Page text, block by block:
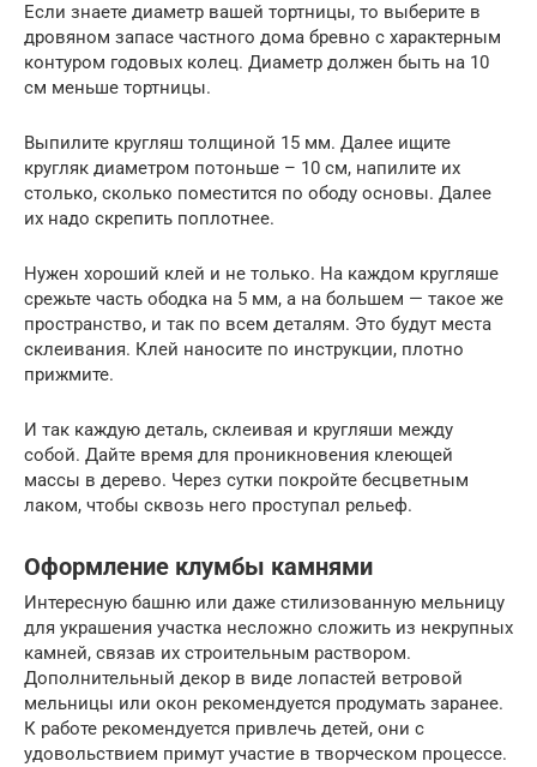
Если знаете диаметр вашей тортницы, то выберите в
дровяном запасе частного дома бревно с характерным
контуром годовых колец. Диаметр должен быть на 10
см меньше тортницы.
Выпилите кругляш толщиной 15 мм. Далее ищите
кругляк диаметром потоньше – 10 см, напилите их
столько, сколько поместится по ободу основы. Далее
их надо скрепить поплотнее.
Нужен хороший клей и не только. На каждом кругляше
срежьте часть ободка на 5 мм, а на большем — такое же
пространство, и так по всем деталям. Это будут места
склеивания. Клей наносите по инструкции, плотно
прижмите.
И так каждую деталь, склеивая и кругляши между
собой. Дайте время для проникновения клеющей
массы в дерево. Через сутки покройте бесцветным
лаком, чтобы сквозь него проступал рельеф.
Оформление клумбы камнями
Интересную башню или даже стилизованную мельницу
для украшения участка несложно сложить из некрупных
камней, связав их строительным раствором.
Дополнительный декор в виде лопастей ветровой
мельницы или окон рекомендуется продумать заранее.
К работе рекомендуется привлечь детей, они с
удовольствием примут участие в творческом процессе.